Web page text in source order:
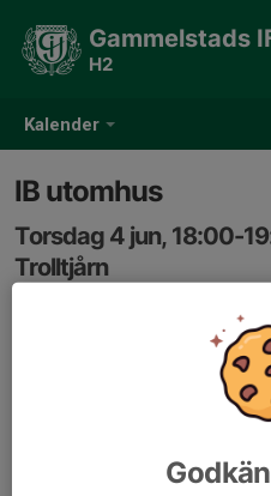
Kalender
Gammelstads
H2
IB utomhus
Torsdag 4 jun, 18:00-
Trolltjårn
Samling: 17:55, Trolltjärn